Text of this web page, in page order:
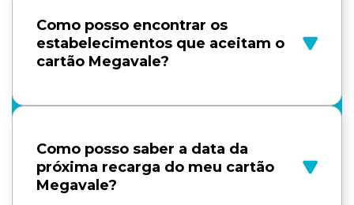
Como posso encontrar os
estabelecimentos que aceitam o
cartão Megavale?
Como posso saber a data da
próxima recarga do meu cartão
Megavale?